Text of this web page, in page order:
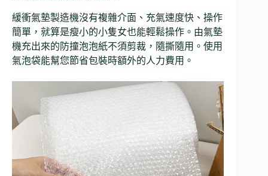
緩衝氣墊製造機沒有複雜介面、充氣速度快、操作
簡單，就算是瘦小的小隻女也能輕鬆操作。由氣墊
機充出來的防撞泡泡紙不須剪裁，隨撕隨用。使用
氣泡袋能幫您節省包裝時額外的人力費用。